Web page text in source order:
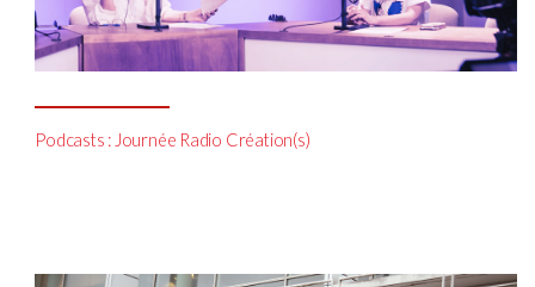
Podcasts : Journée Radio Création(s)